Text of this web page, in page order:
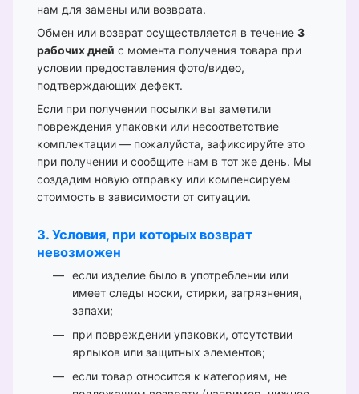
нам для замены или возврата.
Обмен или возврат осуществляется в течение 3
рабочих дней с момента получения товара при
условии предоставления фото/видео,
подтверждающих дефект.
Если при получении посылки вы заметили
повреждения упаковки или несоответствие
комплектации — пожалуйста, зафиксируйте это
при получении и сообщите нам в тот же день. Мы
создадим новую отправку или компенсируем
стоимость в зависимости от ситуации.
3. Условия, при которых возврат
невозможен
если изделие было в употреблении или
имеет следы носки, стирки, загрязнения,
запахи;
при повреждении упаковки, отсутствии
ярлыков или защитных элементов;
если товар относится к категориям, не